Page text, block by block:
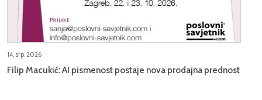
14, srp, 2026
Filip Macukić: AI pismenost postaje nova prodajna prednost